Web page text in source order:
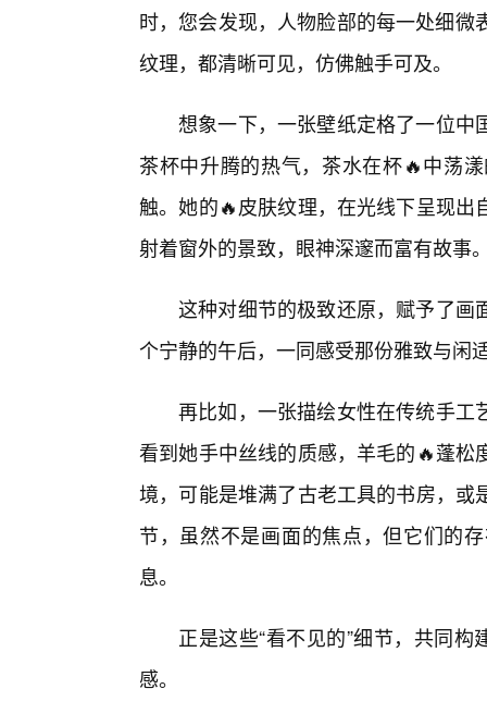
时，您会发现，人物脸部的每一处细
纹理，都清晰可见，仿佛触手可及。
想象一下，一张壁纸定格了一位中
茶杯中升腾的热气，茶水在杯🔥中荡
触。她的🔥皮肤纹理，在光线下呈现
射着窗外的景致，眼神深邃而富有故事
这种对细节的极致还原，赋予了画
个宁静的午后，一同感受那份雅致与闲
再比如，一张描绘女性在传统手工
看到她手中丝线的质感，羊毛的🔥蓬
境，可能是堆满了古老工具的书房，
节，虽然不是画面的焦点，但它们的
息。
正是这些“看不见的”细节，共同
感。